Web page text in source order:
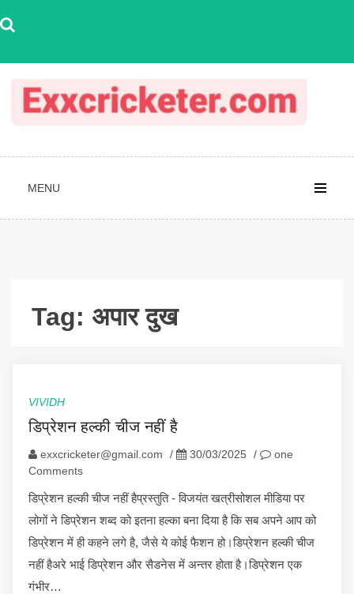
to
MENU
Tag: अपार दुख
VIVIDH
डिप्रेशन हल्की चीज नहीं है
exxcricketer@gmail.com / 30/03/2025 /
one
Comments
डिप्रेशन हल्की चीज नहीं हैप्रस्तुति - विजयंत खत्रीसोशल मीडिया पर
लोगों ने डिप्रेशन शब्द को इतना हल्का बना दिया है कि सब अपने आप को
डिप्रेशन में ही कहने लगे है, जैसे ये कोई फैशन हो।डिप्रेशन हल्की चीज
नहीं हैअरे भाई डिप्रेशन और सैडनेस में अन्तर होता है।डिप्रेशन एक
गंभीर…